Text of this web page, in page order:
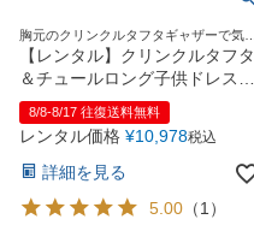
胸元のクリンクルタフタギャザーで気に
なるお胸元を美しく演出
【レンタル】クリンクルタフタ
＆チュールロング子供ドレス
（コルセットバック）
(CDC4001)ネイビー
8/8-8/17 往復送料無料
レンタル価格 ¥10,978税込
詳細を見る
5.00 （1）